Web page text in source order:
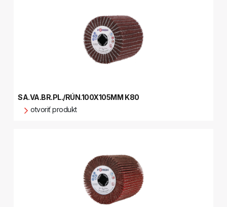
SA.VA.BR.PL./RÚN.100X105MM K80
otvoriť produkt